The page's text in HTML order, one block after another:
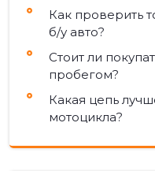
Как проверить
б/у авто?
Стоит ли
пробегом?
Какая цепь
мотоцикла?